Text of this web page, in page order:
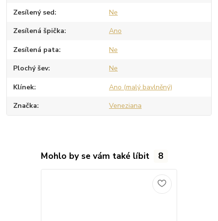
Zesílený sed Ne
Zesílená špička Ano
Zesílená pata Ne
Plochý šev Ne
Klínek Ano (malý bavlněný)
Značka Veneziana
Mohlo by se vám také líbit 8